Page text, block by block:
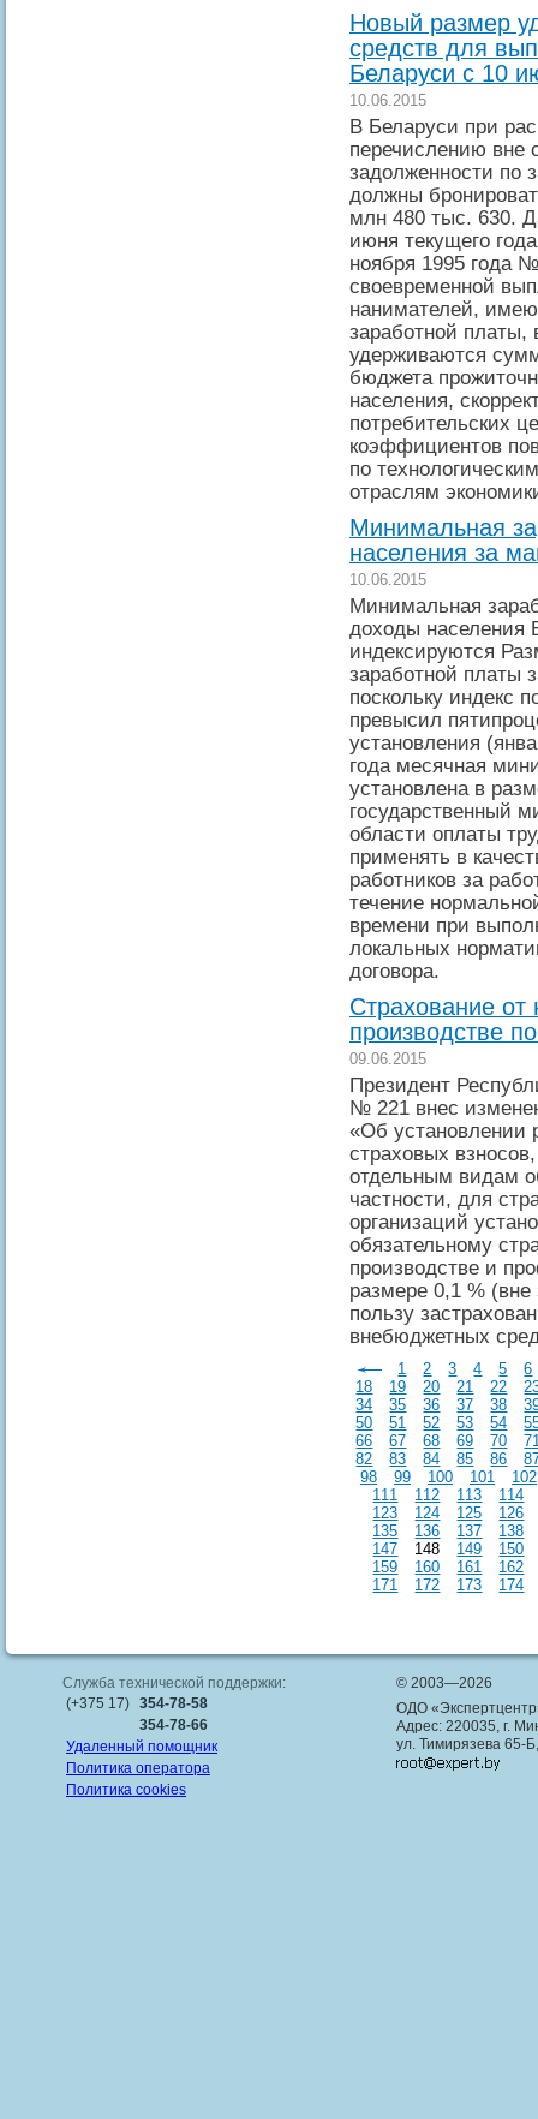
Новый размер
средств для
Беларуси с 10
10.06.2015
В Беларуси при
перечислению вне
задолженности по
должны
млн 480 тыс. 630.
июня текущего
ноября 1995 года
своевременной
нанимателей,
заработной платы,
удерживаются
бюджета
населения,
потребительских
коэффициентов
по
отраслям
Минимальная
населения за
10.06.2015
Минимальная
доходы населения
индексируются
заработной платы
поскольку индекс
превысил
установления
года месячная
установлена в
государственный
области оплаты
применять в
работников за
течение
времени при
локальных
договора.
Страхование от
производстве
09.06.2015
Президент
№ 221 внес
«Об установлении
страховых
отдельным видам
частности, для
организаций
обязательному
производстве и
размере 0,1 %
пользу
внебюджетных
1 2 3 4 5
6
18
19 20 21 22
34
35 36 37 38
50
51 52 53 54
66
67 68 69 70
82
83 84 85 86
98
99 100 101
102
111
112 113
114
123
124 125
126
135
136 137
138
147
148 149
150
159
160 161
162
171
172 173 174
Служба технической поддержки:
(+375 17) 354-78-58
354-78-66
Удаленный помощник
Политика оператора
Политика cookies
© 2003—2026
ОДО
Адрес: 220035, г.
ул. Тимирязева 65-